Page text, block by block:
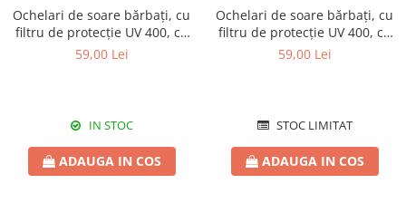
Ochelari de soare bărbați, cu
filtru de protecție UV 400, cu
toc cadou, OSB14
59,00 Lei
IN STOC
ADAUGA IN COS
Ochelari de soare bărbați, cu
filtru de protecție UV 400, cu
toc cadou, OSB15
59,00 Lei
STOC LIMITAT
ADAUGA IN COS